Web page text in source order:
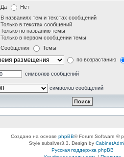
Да Нет
В названиях тем и текстах сообщений
Только в текстах сообщений
Только по названию темы
Только в первом сообщении темы
Сообщения Темы
по возрастанию
символов сообщений
символов сообщений
Создано на основе phpBB® Forum Software ©
Style subsilver3.3. Design by
Русская поддержка phpBB